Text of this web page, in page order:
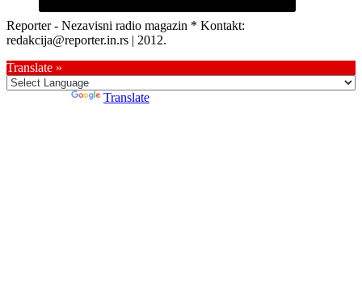
Reporter - Nezavisni radio magazin * Kontakt:
redakcija@reporter.in.rs | 2012.
Translate »
Translate